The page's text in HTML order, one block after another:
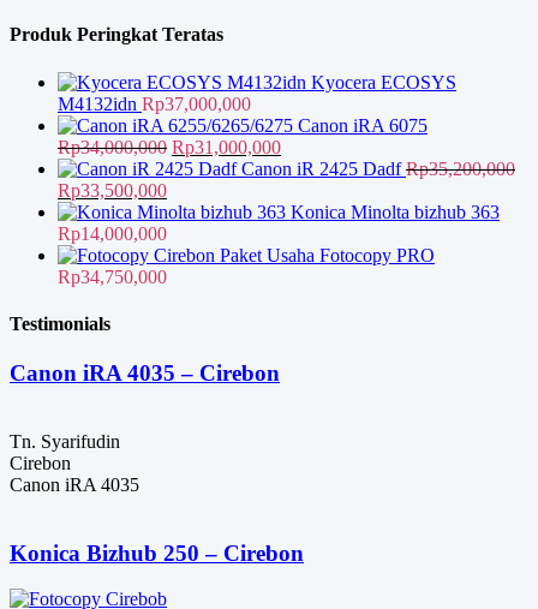
Rp9,500,000.
Produk Peringkat Teratas
Kyocera ECOSYS
M4132idn Rp37,000,000
Canon iRA 6075
Rp34,000,000 Harga
aslinya
Rp34,000,000.
Rp31,000,000Harga
saat
adalah:
Canon iR 2425 Dadf Rp35,200,000
Harga
aslinya
adalah:
Rp35,200,000.
Rp33,500,000Harga
saat
ini
adalah:
Rp33,500,000.
Konica Minolta bizhub 363
Rp14,000,000
Paket Usaha Fotocopy PRO
Rp34,750,000
Testimonials
Canon iRA 4035 – Cirebon
Tn. Syarifudin
Cirebon
Canon iRA 4035
Konica Bizhub 250 – Cirebon